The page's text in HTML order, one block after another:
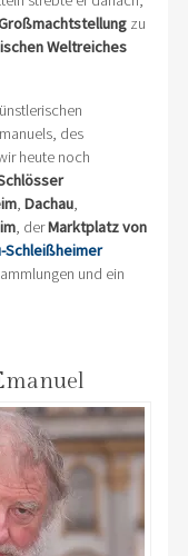
zu
Weltreiches
des
heute noch
, Dachau,
, derMarktplatz von
Schleißheimer
und ein